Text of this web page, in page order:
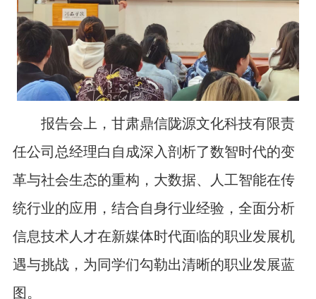
报告会上， 甘肃鼎信陇源文化科技有限责
任公司总经理白自成深入剖析了数智时代的变
革与社会生态的重构 ，大数据、人工智能在传
统行业的应用，结合自身行业经验，全面分析
信息技术人才在新媒体时代面临的职业发展机
遇与挑战，为同学们勾勒出清晰的职业发展蓝
图。